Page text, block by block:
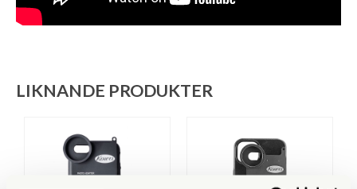
LIKNANDE PRODUKTER